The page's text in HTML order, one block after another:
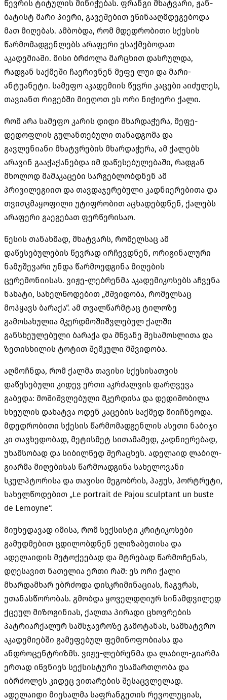
წევრის ტიტულის მინიჭებას. ფრანგი მხატვარი, ჟან-
ბატისტ მარი პიერი, გავეშებით ეწინააღმდეგებოდა
მათ მიღებას. ამბობდა, რომ მდედრობითი სქესის
წარმომადგენლებს არაფერი ესაქმებოდათ
აკადემიაში. მისი ბრძოლა მარცხით დასრულდა,
რადგან საქმეში ჩაერივნენ მეფე ლუი და მარი-
ანტუანეტი. სამეფო აკადემიის წევრი კაცები აიძულეს,
თავიანთ რიგებში მიეღოთ ეს ორი ნიჭიერი ქალი.
რომ არა სამეფო კარის დიდი მხარდაჭერა, მეფე-
დედოფლის გულანთებული თანადგომა და
გავლენიანი მხატვრების მხარდაჭერა, ამ ქალებს
არავინ გააჭაჭანებდა იმ დაწესებულებაში, რადგან
მხოლოდ მამაკაცები სარგებლობდნენ ამ
პრივილეგიით და თავდაჯერებული კადნიერებითა და
თვითკმაყოფილი უტიფრობით აცხადებდნენ, ქალებს
არაფერი გაეგებათ ფერწერისაო.
წესის თანახმად, მხატვარს, რომელსაც ამ
დაწესებულების წევრად ირჩევდნენ, ორიგინალური
ნამუშევარი უნდა წარმოედგინა მიღების
ცერემონიისას. ვიჟე-ლებრენმა აკადემიკოსებს აჩვენა
ნახატი, სახელწოდებით „მშვიდობა, რომელსაც
მოჰყავს ბარაქა“. ამ თვალწარმტაც ტილოზე
გამოსახულია მკერდმოშიშვლებულ ქალში
განსხეულებული ბარაქა და მწვანე შესამოსლითა და
ზეთისხილის ტოტით შემკული მშვიდობა.
აღმოჩნდა, რომ ქალმა თავისი სქესისათვის
დაწესებული კიდევ ერთი აკრძალვის დარღვევა
გაბედა: მოშიშვლებული მკერდისა და დედიშობილა
სხეულის დახატვა ოდენ კაცების საქმედ მიიჩნეოდა.
მდედრობითი სქესის წარმომადგენლის ასეთი ნაბიჯი
კი თავხედობად, მეტისმეტ სითამამედ, კადნიერებად,
უხამსობად და სიბილწედ შერაცხეს. ადელაიდ ლაბილ-
გიარმა მიღებისას წარმოადგინა სახელოვანი
სკულპტორისა და თავისი მეგობრის, პაჟუს, პორტრეტი,
სახელწოდებით „Le portrait de Pajou sculptant un buste
de Lemoyne“.
მიუხედავად იმისა, რომ სექსისტი კრიტიკოსები
გამუდმებით ცდილობდნენ ელიზაბეთისა და
ადელაიდის მეტოქეებად და მტრებად წარმოჩენას,
დღესავით ნათელია ერთი რამ: ეს ორი ქალი
მხარდამხარ ებრძოდა დისკრიმინაციას, ჩაგვრას,
უთანასწორობას. გმობდა ყოველდღიურ სინამდვილედ
ქცეულ მიზოგინიას, ქალთა პირადი ცხოვრების
პატრიარქალურ სამსჯავროზე გამოტანას, სამხატვრო
აკადემიებში გამეფებულ ფემინოფობიასა და
ანდროცენტრიზმს. ვიჟე-ლებრენმა და ლაბილ-გიარმა
ერთად იწვნიეს სექსისტური უსამართლობა და
იბრძოლეს კიდეც ვითარების შესაცვლელად.
ადელაიდი მიესალმა საფრანგეთის რევოლუციას,